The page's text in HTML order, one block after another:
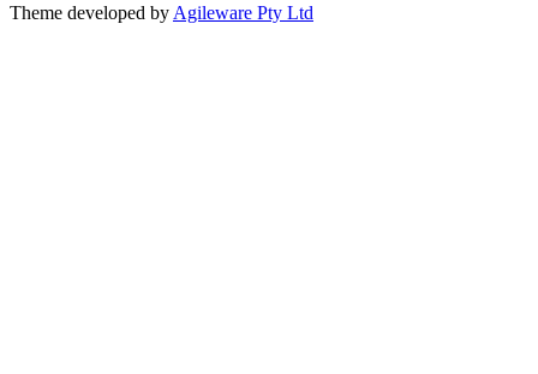
Theme developed by Agileware Pty Ltd